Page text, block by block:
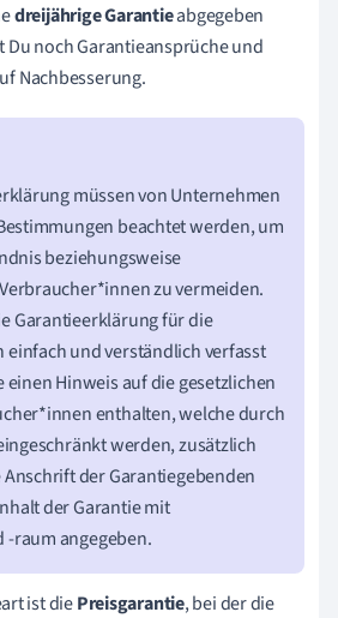
dreijährige Garantieabgegeben
Du noch Garantieansprüche und
Nachbesserung.
müssen von Unternehmen
beachtet werden, um
beziehungsweise
zu vermeiden.
Garantieerklärung für die
und verständlich verfasst
einen Hinweis auf die gesetzlichen
enthalten, welche durch
werden, zusätzlich
Anschrift derGarantiegebenden
der Garantie mit
-raum angegeben.
ist diePreisgarantie, bei der die